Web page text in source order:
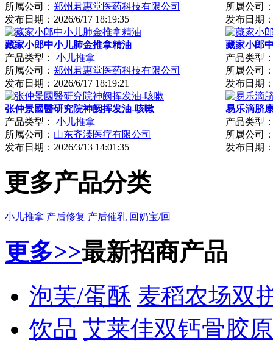
所属公司： 郑州君惠堂医药科技有限公司
发布日期： 2026/6/17 18:19:35
所属公司
发布日期
藏家小郎中小儿肺金推拿精油
产品类型：
小儿推拿
所属公司： 郑州君惠堂医药科技有限公司
发布日期： 2026/6/17 18:19:21
藏家小郎
产品类型
所属公司
发布日期
张仲景國醫研究院神阙挥发油-咳嗽
产品类型：
小儿推拿
所属公司： 山东齐溱医疗有限公司
发布日期： 2026/3/13 14:01:35
易乐滴脐
产品类型
所属公司
发布日期
更多产品分类
小儿推拿 产后修复 产后催乳 回奶宝/回
更多>>最新招商产品
泡芙/蛋酥 麦稻农场双
饮品 艾莱佳双钙骨胶